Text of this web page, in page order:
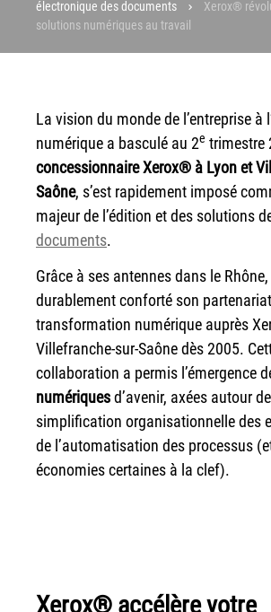
Workplace Solutions
Workflow Central
Gammes d’équipements et services
Matériel
Imprimantes de bureau
Imprimante Xerox® PrimeLink®
Gamme d’imprimantes Xerox®
Xerox® VersaLink® C405 C415 —
couleur
Imprimante multifonctions couleur
C7120/C7125/C7130
Capture numérisation de documents
Audit de Sécurité Informatique
électronique des documents
Xerox®
solutions numériques au travail
La vision du monde de l’entreprise à
numérique a basculé au 2e trimestre
concessionnaire Xerox® à Lyon et
Saône, s’est rapidement imposé
majeur de l’édition et des solutions
documents.
Grâce à ses antennes dans le
durablement conforté son
transformation numérique auprès
Villefranche-sur-Saône dès 2005.
collaboration a permis l’émergence
numériquesd’avenir, axées autour
simplification organisationnelle des
de l’automatisation des processus
économies certaines à la clef).
Xerox® accélère votre